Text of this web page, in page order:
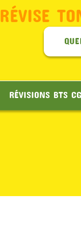
RÉVISE
RÉVISIONS BTS CG